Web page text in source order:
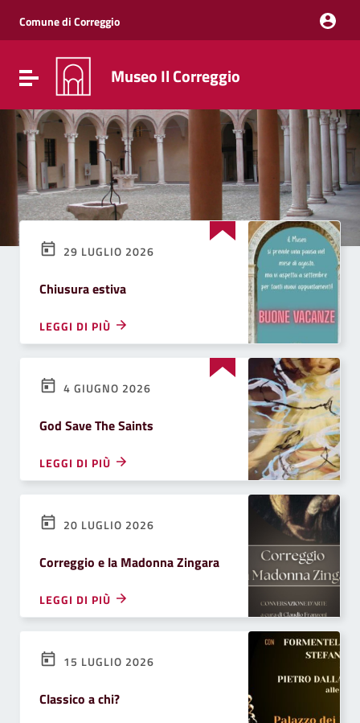
Vai al menu di navigazione
Vai al footer
Comune di Correggio
Attiva / disattiva la navigazione
Museo Il Correggio
29 LUGLIO 2026
Chiusura estiva
LEGGI DI PIÙ
4 GIUGNO 2026
God Save The Saints
LEGGI DI PIÙ
20 LUGLIO 2026
Correggio e la Madonna Zingara
LEGGI DI PIÙ
15 LUGLIO 2026
Classico a chi?